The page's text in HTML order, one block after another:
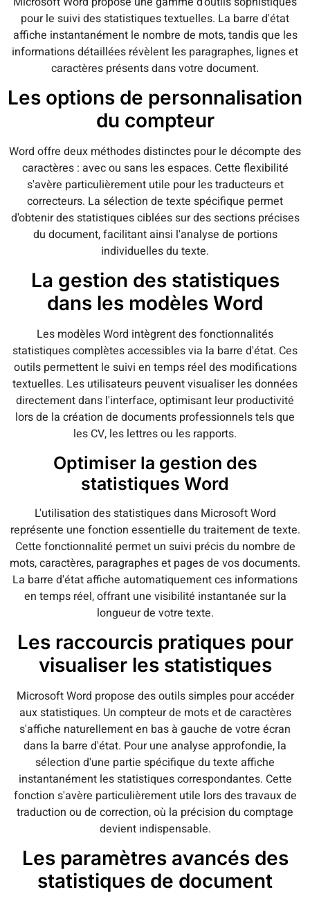
pour le suivi des statistiques textuelles. La barre d'état
affiche instantanément le nombre de mots, tandis que les
informations détaillées révèlent les paragraphes, lignes et
caractères présents dans votre document.
Les options de personnalisation
du compteur
Word offre deux méthodes distinctes pour le décompte des
caractères : avec ou sans les espaces. Cette flexibilité
s'avère particulièrement utile pour les traducteurs et
correcteurs. La sélection de texte spécifique permet
d'obtenir des statistiques ciblées sur des sections précises
du document, facilitant ainsi l'analyse de portions
individuelles du texte.
La gestion des statistiques
dans les modèles Word
Les modèles Word intègrent des fonctionnalités
statistiques complètes accessibles via la barre d'état. Ces
outils permettent le suivi en temps réel des modifications
textuelles. Les utilisateurs peuvent visualiser les données
directement dans l'interface, optimisant leur productivité
lors de la création de documents professionnels tels que
les CV, les lettres ou les rapports.
Optimiser la gestion des
statistiques Word
L'utilisation des statistiques dans Microsoft Word
représente une fonction essentielle du traitement de texte.
Cette fonctionnalité permet un suivi précis du nombre de
mots, caractères, paragraphes et pages de vos documents.
La barre d'état affiche automatiquement ces informations
en temps réel, offrant une visibilité instantanée sur la
longueur de votre texte.
Les raccourcis pratiques pour
visualiser les statistiques
Microsoft Word propose des outils simples pour accéder
aux statistiques. Un compteur de mots et de caractères
s'affiche naturellement en bas à gauche de votre écran
dans la barre d'état. Pour une analyse approfondie, la
sélection d'une partie spécifique du texte affiche
instantanément les statistiques correspondantes. Cette
fonction s'avère particulièrement utile lors des travaux de
traduction ou de correction, où la précision du comptage
devient indispensable.
Les paramètres avancés des
statistiques de document